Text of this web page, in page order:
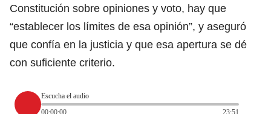
Constitución sobre opiniones y voto, hay que
“establecer los límites de esa opinión”, y aseguró
que confía en la justicia y que esa apertura se dé
con suficiente criterio.
Escucha el audio